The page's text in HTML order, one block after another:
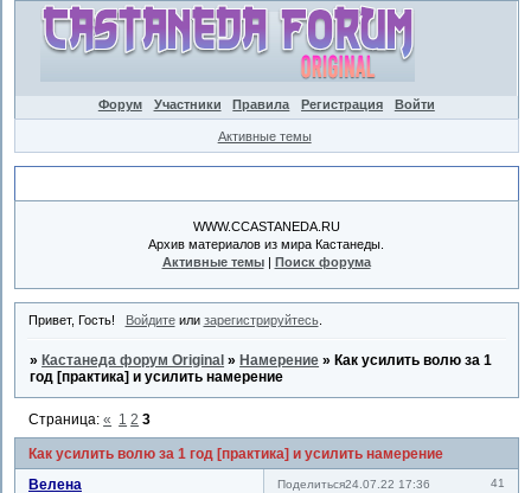
Форум Участники Правила Регистрация Войти
Активные темы
WWW.CCASTANEDA.RU
Архив материалов из мира Кастанеды.
Активные темы| Поиск форума
Привет, Гость! Войдитеили зарегистрируйтесь.
» Кастанеда форум Original » Намерение » Как усилить волю за 1
год [практика] и усилить намерение
Как усилить волю за 1 год [практика] и усилить намерение
Страница:« 1 2 3
Поделиться 41
24.07.22 17:36
Велена